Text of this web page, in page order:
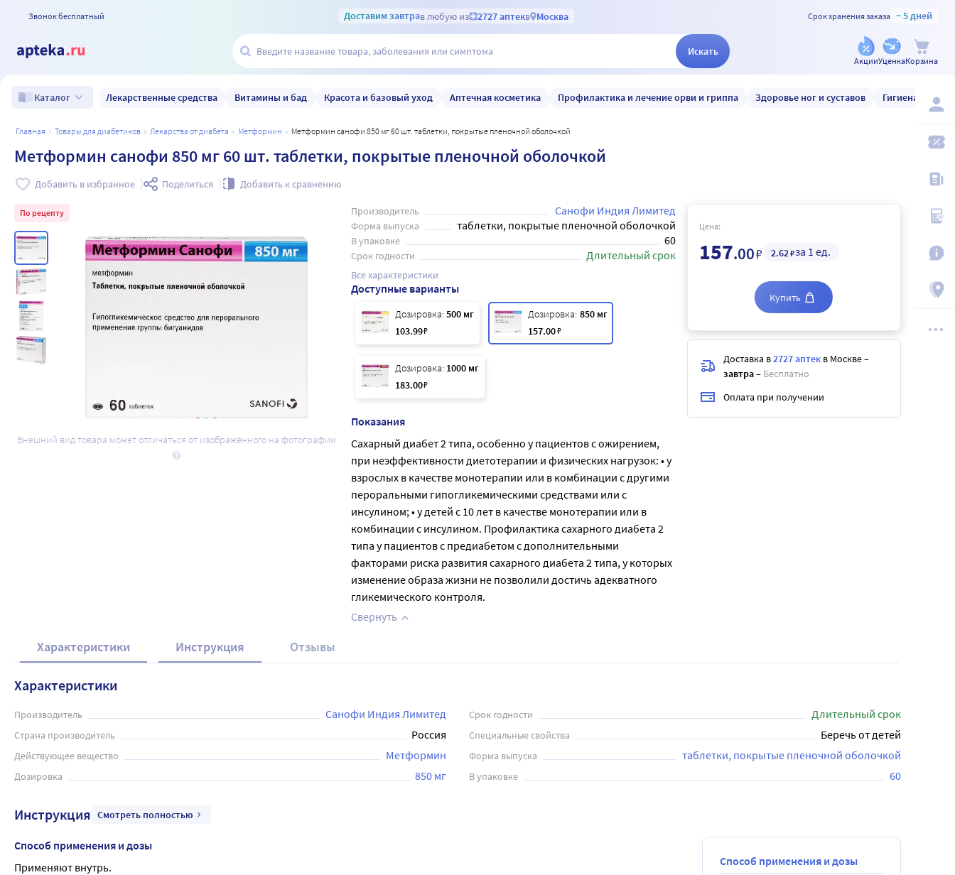
Звонок бесплатный Доставим завтрав любую из 2727 аптекв Москва Срок хранения заказа ~ 5 дней
Искать
АкцииУценкаКорзина
Каталог Лекарственные средства Витамины и бад Красота и базовый уход Аптечная косметика Профилактика и лечение орви и гриппа Здоровье ног и суставов Гигиена и уход
главная товары для диабетиков лекарства от диабета метформин Метформин санофи 850 мг 60 шт. таблетки, покрытые пленочной оболочкой
Метформин санофи 850 мг 60 шт. таблетки, покрытые пленочной оболочкой
Добавить в избранное Поделиться Добавить к сравнению
По рецепту
Внешний вид товара может отличаться от изображённого на фотографии
Производитель Санофи Индия Лимитед
Форма выпуска таблетки, покрытые пленочной оболочкой
В упаковке 60
Срок годности Длительный срок
Все характеристики
Доступные варианты
Дозировка: 500 мг
103.99₽
Дозировка: 850 мг
157.00₽
Дозировка: 1000 мг
183.00₽
Показания
Сахарный диабет 2 типа, особенно у пациентов с ожирением,
при неэффективности диетотерапии и физических нагрузок: • у
взрослых в качестве монотерапии или в комбинации с другими
пероральными гипогликемическими средствами или с
инсулином; • у детей с 10 лет в качестве монотерапии или в
комбинации с инсулином. Профилактика сахарного диабета 2
типа у пациентов с предиабетом с дополнительными
факторами риска развития сахарного диабета 2 типа, у которых
изменение образа жизни не позволили достичь адекватного
гликемического контроля.
Свернуть
Цена:
157.00₽ 2.62₽за 1 ед.
Купить
Доставка в2727 аптек в Москве–
завтра– Бесплатно
Оплата при получении
Характеристики Инструкция Отзывы
Характеристики
Производитель Санофи Индия Лимитед Срок годности Длительный срок
Страна производитель Россия Специальные свойства Беречь от детей
Действующее вещество Метформин Форма выпуска таблетки, покрытые пленочной оболочкой
Дозировка 850 мг В упаковке 60
Инструкция Смотреть полностью
Способ применения и дозы
Применяют внутрь.
Способ применения и дозы